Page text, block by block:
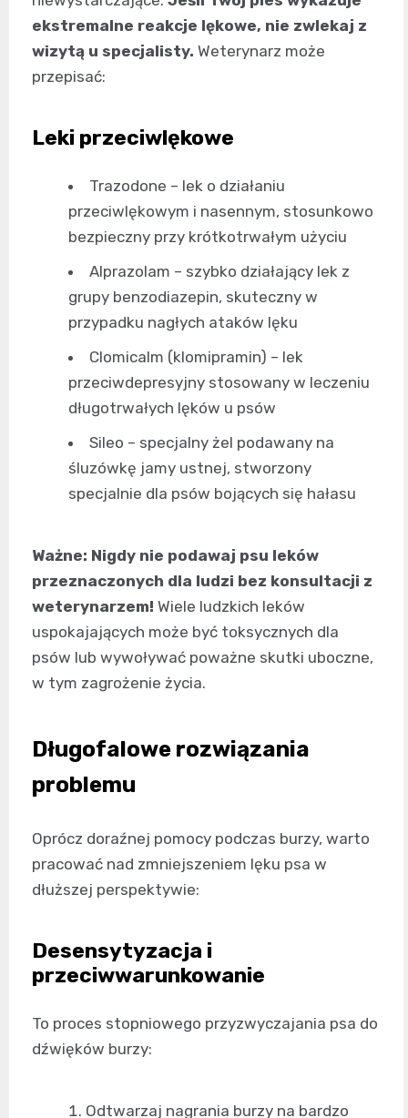
ekstremalne reakcje lękowe, nie zwlekaj z
wizytą u specjalisty. Weterynarz może
przepisać:
Leki przeciwlękowe
Trazodone – lek o działaniu
przeciwlękowym i nasennym, stosunkowo
bezpieczny przy krótkotrwałym użyciu
Alprazolam – szybko działający lek z
grupy benzodiazepin, skuteczny w
przypadku nagłych ataków lęku
Clomicalm (klomipramin) – lek
przeciwdepresyjny stosowany w leczeniu
długotrwałych lęków u psów
Sileo – specjalny żel podawany na
śluzówkę jamy ustnej, stworzony
specjalnie dla psów bojących się hałasu
Ważne: Nigdy nie podawaj psu leków
przeznaczonych dla ludzi bez konsultacji z
weterynarzem! Wiele ludzkich leków
uspokajających może być toksycznych dla
psów lub wywoływać poważne skutki uboczne,
w tym zagrożenie życia.
Długofalowe rozwiązania
problemu
Oprócz doraźnej pomocy podczas burzy, warto
pracować nad zmniejszeniem lęku psa w
dłuższej perspektywie:
Desensytyzacja i
przeciwwarunkowanie
To proces stopniowego przyzwyczajania psa do
dźwięków burzy:
Odtwarzaj nagrania burzy na bardzo